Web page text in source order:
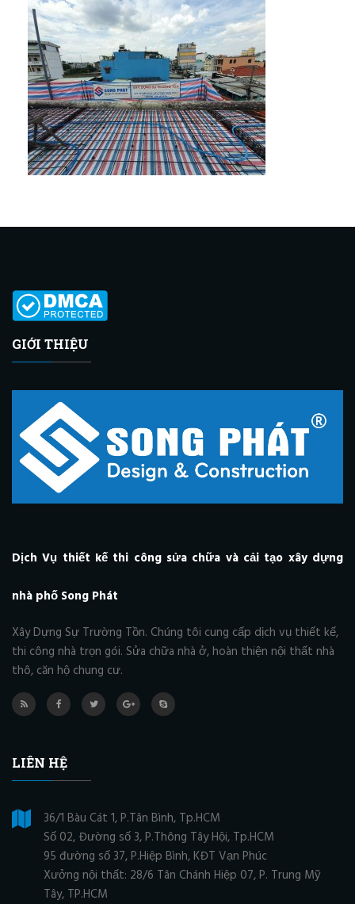
GIỚI THIỆU
Dịch Vụ thiết kế thi công sửa chữa và cải tạo xây dựng
nhà phố Song Phát
Xây Dựng Sự Trường Tồn. Chúng tôi cung cấp dịch vụ thiết kế,
thi công nhà trọn gói. Sửa chữa nhà ở, hoàn thiện nội thất nhà
thô, căn hộ chung cư.
LIÊN HỆ
36/1 Bàu Cát 1, P.Tân Bình, Tp.HCM
Số 02, Đường số 3, P.Thông Tây Hội, Tp.HCM
95 đường số 37, P.Hiệp Bình, KĐT Vạn Phúc
Xưởng nội thất: 28/6 Tân Chánh Hiệp 07, P. Trung Mỹ
Tây, TP.HCM